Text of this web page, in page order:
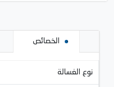
الخصائص
نوع الغسالة